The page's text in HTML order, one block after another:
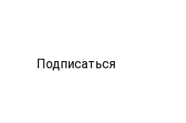
Подписаться